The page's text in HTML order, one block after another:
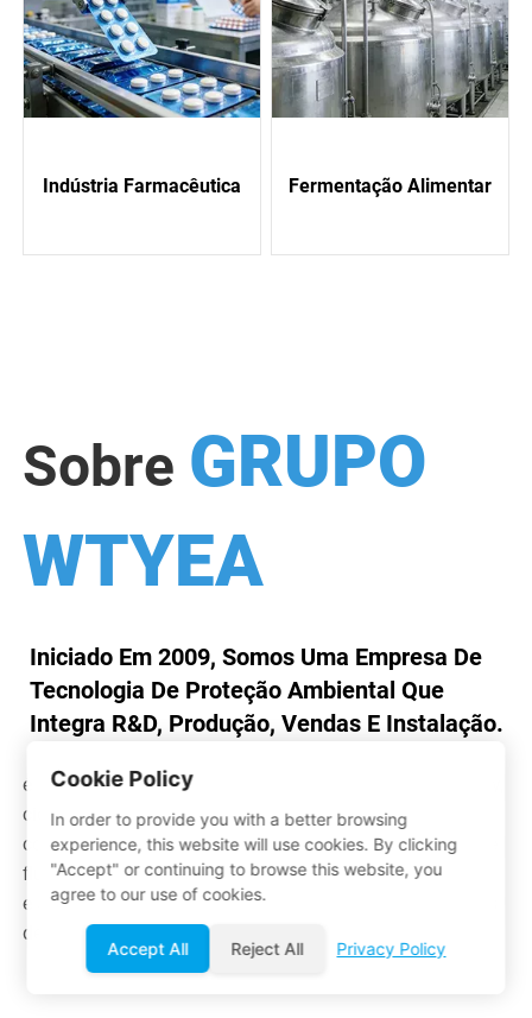
Indústria Farmacêutica Fermentação Alimentar
Sobre GRUPO
WTYEA
Iniciado Em 2009, Somos Uma Empresa De
Tecnologia De Proteção Ambiental Que
Integra R&D, Produção, Vendas E Instalação.
é uma empresa do grupo com sede em Tianan Cyber City,
cidade de Dongguan, província de Guangdong. Temos o
compromisso de fornecer os principais equipamentos de
fluidos inteligentes do mundo, com tecnologia avançada
e alta-serviço de qualidade, ganhamos elogios unânimes
de mais de 1.000 clientes.
Cookie Policy
In order to provide you with a better browsing
experience, this website will use cookies. By clicking
"Accept" or continuing to browse this website, you
agree to our use of cookies.
Accept All Reject All Privacy Policy